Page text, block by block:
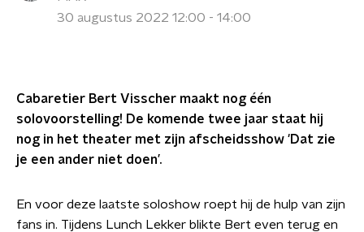
30 augustus 2022 12:00 - 14:00
Cabaretier Bert Visscher maakt nog één
solovoorstelling! De komende twee jaar staat hij
nog in het theater met zijn afscheidsshow 'Dat zie
je een ander niet doen’.
En voor deze laatste soloshow roept hij de hulp van zijn
fans in. Tijdens Lunch Lekker blikte Bert even terug en